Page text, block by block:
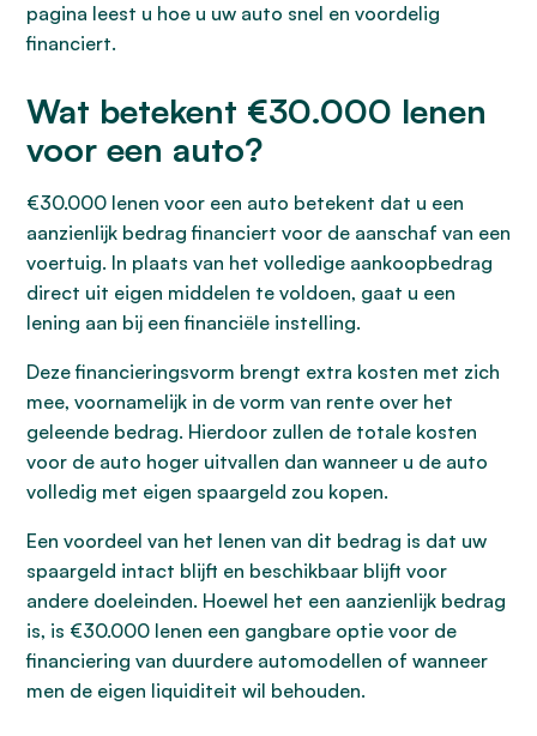
pagina leest u hoe u uw auto snel en voordelig
financiert.
Wat betekent €30.000 lenen
voor een auto?
€30.000 lenen voor een auto betekent dat u een
aanzienlijk bedrag financiert voor de aanschaf van een
voertuig. In plaats van het volledige aankoopbedrag
direct uit eigen middelen te voldoen, gaat u een
lening aan bij een financiële instelling.
Deze financieringsvorm brengt extra kosten met zich
mee, voornamelijk in de vorm van rente over het
geleende bedrag. Hierdoor zullen de totale kosten
voor de auto hoger uitvallen dan wanneer u de auto
volledig met eigen spaargeld zou kopen.
Een voordeel van het lenen van dit bedrag is dat uw
spaargeld intact blijft en beschikbaar blijft voor
andere doeleinden. Hoewel het een aanzienlijk bedrag
is, is €30.000 lenen een gangbare optie voor de
financiering van duurdere automodellen of wanneer
men de eigen liquiditeit wil behouden.